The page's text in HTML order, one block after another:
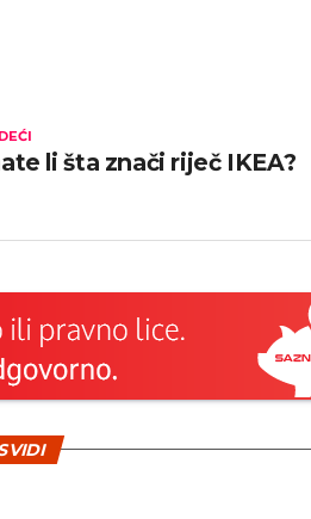
li šta znači riječ IKEA?